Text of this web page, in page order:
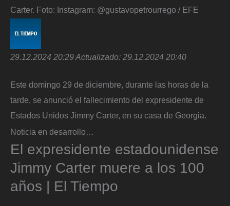
Carter. Foto: Instagram: @gustavopetrourrego / EFE
29.12.2024 20:29Actualizado: 29.12.2024 20:40
Este domingo 29 de diciembre, durante las horas de la
tarde, se anunció el fallecimiento del expresidente de
Estados Unidos Jimmy Carter, en su casa de Georgia.
Noticia en desarrollo…
El expresidente estadounidense
Jimmy Carter muere a los 100
años | El Tiempo